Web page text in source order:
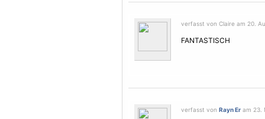
verfasst von Claire am 20.
FANTASTISCH
verfasst von Rayn Er am 23.